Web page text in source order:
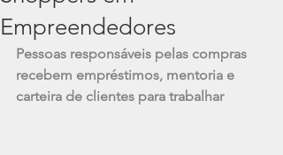
Empreendedores
Pessoas responsáveis pelas compras
recebem empréstimos, mentoria e
carteira de clientes para trabalhar